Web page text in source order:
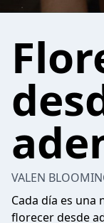
VALEN
Cada día es una
florecer desde